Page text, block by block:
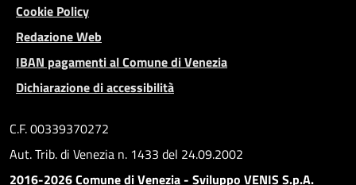
Cookie Policy
Redazione Web
IBAN pagamenti al Comune di Venezia
Dichiarazione di accessibilità
C.F. 00339370272
Aut. Trib. di Venezia n. 1433 del 24.09.2002
2016-2026 Comune di Venezia - Sviluppo VENIS S.p.A.